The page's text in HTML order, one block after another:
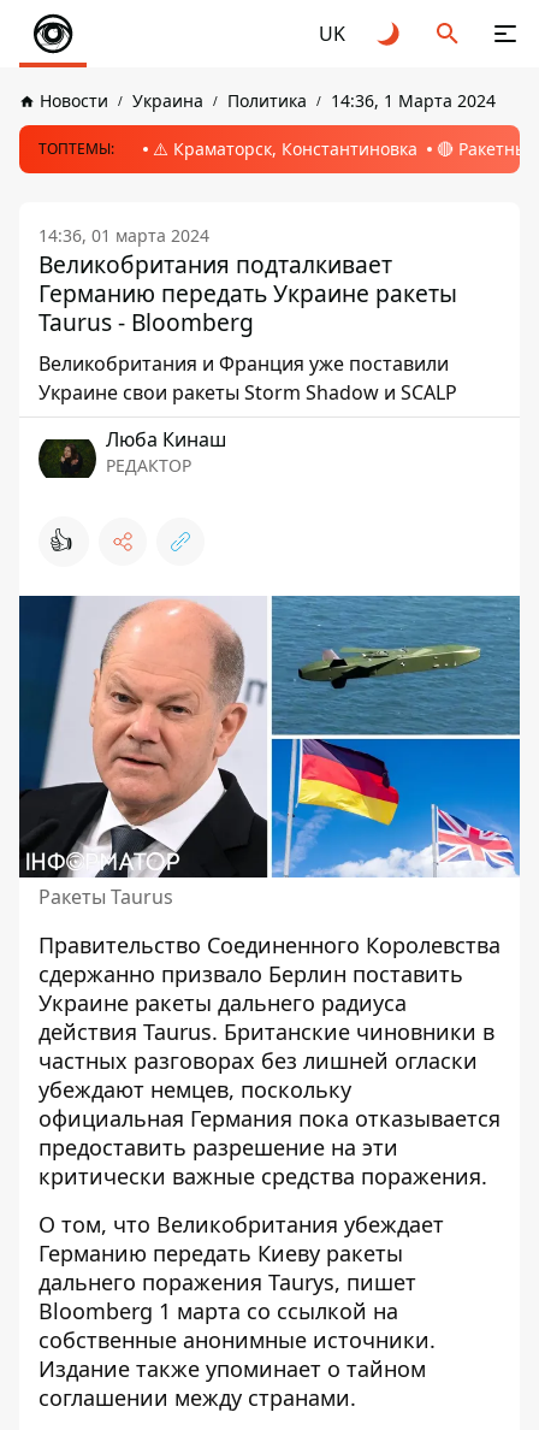
UK
Новости Украина Политика 14:36, 1 Марта 2024
ТОПТЕМЫ: ⚠️ Краматорск, Константиновка 🔴
14:36, 01 марта 2024
Великобритания подталкивает
Германию передать Украине ракеты
Taurus - Bloomberg
Великобритания и Франция уже поставили
Украине свои ракеты Storm Shadow и SCALP
Люба Кинаш
РЕДАКТОР
👍
Ракеты Taurus
Правительство Соединенного Королевства
сдержанно призвало Берлин поставить
Украине ракеты дальнего радиуса
действия Taurus. Британские чиновники в
частных разговорах без лишней огласки
убеждают немцев, поскольку
официальная Германия пока отказывается
предоставить разрешение на эти
критически важные средства поражения.
О том, что Великобритания убеждает
Германию передать Киеву ракеты
дальнего поражения Taurys, пишет
Bloomberg 1 марта со ссылкой на
собственные анонимные источники.
Издание также упоминает о тайном
соглашении между странами.